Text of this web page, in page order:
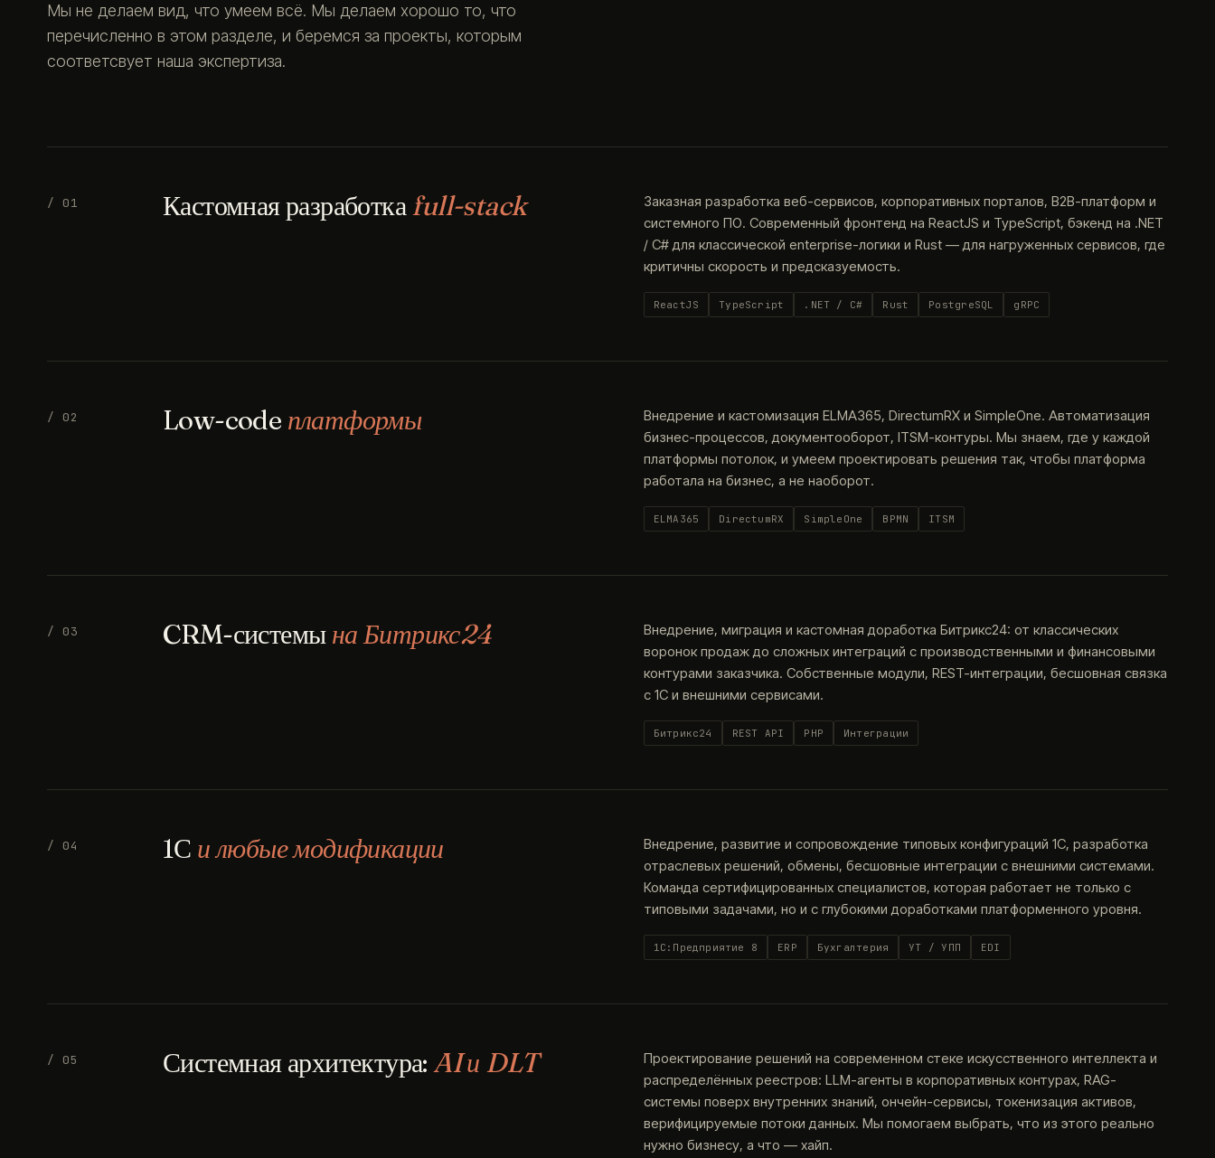
Мы не делаем вид, что умеем всё. Мы делаем хорошо то, что
перечисленно в этом разделе, и беремся за проекты, которым
соответсвует наша экспертиза.
/ 01 Кастомная разработкаfull-stack
Заказная разработка веб-сервисов, корпоративных порталов, B2B-платформ и
системного ПО. Современный фронтенд на ReactJS и TypeScript, бэкенд на .NET
/ C# для классической enterprise-логики и Rust — для нагруженных сервисов, где
критичны скорость и предсказуемость.
ReactJS TypeScript .NET / C# Rust PostgreSQL gRPC
/ 02 Low-code платформы
Внедрение и кастомизация ELMA365, DirectumRX и SimpleOne. Автоматизация
бизнес-процессов, документооборот, ITSM-контуры. Мы знаем, где у каждой
платформы потолок, и умеем проектировать решения так, чтобы платформа
работала на бизнес, а не наоборот.
ELMA365 DirectumRX SimpleOne BPMN ITSM
/ 03 CRM-системына Битрикс24
Внедрение, миграция и кастомная доработка Битрикс24: от классических
воронок продаж до сложных интеграций с производственными и финансовыми
контурами заказчика. Собственные модули, REST-интеграции, бесшовная связка
с 1С и внешними сервисами.
Битрикс24 REST API PHP Интеграции
/ 04 1С и любые модификации
Внедрение, развитие и сопровождение типовых конфигураций 1С, разработка
отраслевых решений, обмены, бесшовные интеграции с внешними системами.
Команда сертифицированных специалистов, которая работает не только с
типовыми задачами, но и с глубокими доработками платформенного уровня.
1С:Предприятие 8 ERP Бухгалтерия УТ / УПП EDI
/ 05 Системная архитектура:AI и DLT
Проектирование решений на современном стеке искусственного интеллекта и
распределённых реестров: LLM-агенты в корпоративных контурах, RAG-
системы поверх внутренних знаний, ончейн-сервисы, токенизация активов,
верифицируемые потоки данных. Мы помогаем выбрать, что из этого реально
нужно бизнесу, а что — хайп.